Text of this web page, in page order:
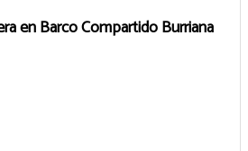
en Barco Compartido Burriana